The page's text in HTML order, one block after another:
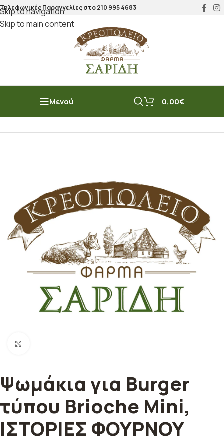
Skip to navigation
Skip to main content
Τηλεφωνικές Παραγγελίες στο210 995 4683
Μενού 0,00€
Ψωμάκια για Burger
τύπου Brioche Mini,
ΙΣΤΟΡΙΕΣ ΦΟΥΡΝΟΥ